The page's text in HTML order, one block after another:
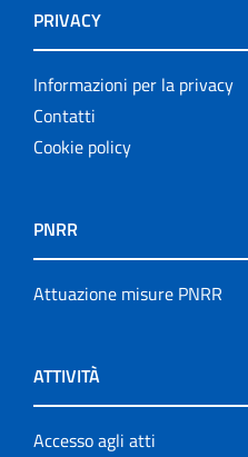
PRIVACY
Informazioni per la privacy
Contatti
Cookie policy
PNRR
Attuazione misure PNRR
ATTIVITÀ
Accesso agli atti